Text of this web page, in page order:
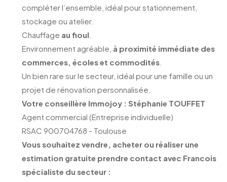
compléter l’ensemble, idéal pour stationnement,
stockage ou atelier.
Chauffage au fioul
Environnement agréable, à proximité immédiate des
commerces, écoles et commodités.
Un bien rare sur le secteur, idéal pour une famille ou un
projet de rénovation personnalisée.
Votre conseillère Immojoy : Stéphanie TOUFFET
Agent commercial (Entreprise individuelle)
RSAC 900704768 - Toulouse
Vous souhaitez vendre, acheter ou réaliser une
estimation gratuite prendre contact avec Francois
spécialiste du secteur :